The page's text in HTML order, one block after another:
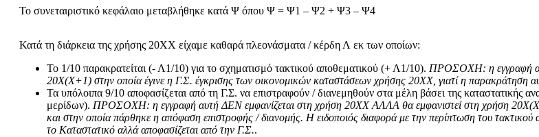
Το συνεταιριστικό κεφάλαιο μεταβλήθηκε κατά Ψ όπου Ψ = Ψ1 – Ψ2 + Ψ3 – Ψ4
Κατά τη διάρκεια της χρήσης 20ΧΧ είχαμε καθαρά πλεονάσματα / κέρδη Λ εκ των οποίων:
Το 1/10 παρακρατείται (- Λ1/10) για το σχηματισμό τακτικού αποθεματικού (+ Λ1/10). ΠΡΟΣΟΧΗ: η εγγραφή
20Χ(Χ+1) στην οποία έγινε η Γ.Σ. έγκρισης των οικονομικών καταστάσεων χρήσης 20ΧΧ, γιατί η παρακράτηση
Τα υπόλοιπα 9/10 αποφασίζεται από τη Γ.Σ. να επιστραφούν / διανεμηθούν στα μέλη βάσει της καταστατικής
μερίδων). ΠΡΟΣΟΧΗ: η εγγραφή αυτή ΔΕΝ εμφανίζεται στη χρήση 20ΧΧ ΑΛΛΑ θα εμφανιστεί στη χρήση
και στην οποία πάρθηκε η απόφαση επιστροφής / διανομής. Η ειδοποιός διαφορά με την περίπτωση του
το Καταστατικό αλλά αποφασίζεται από την Γ.Σ..